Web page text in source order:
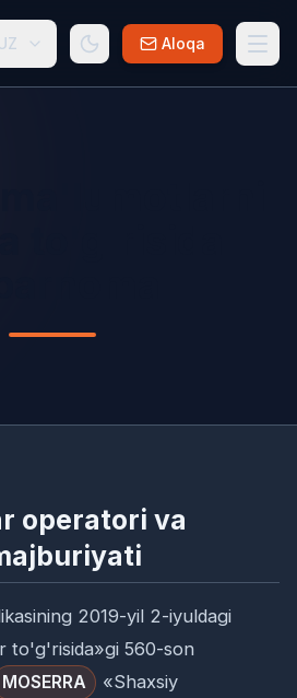
Aloqa
operatori va
2019-yil 2-iyuldagi
to'g'risida»gi 560-son
MOSERRA
«Shaxsiy